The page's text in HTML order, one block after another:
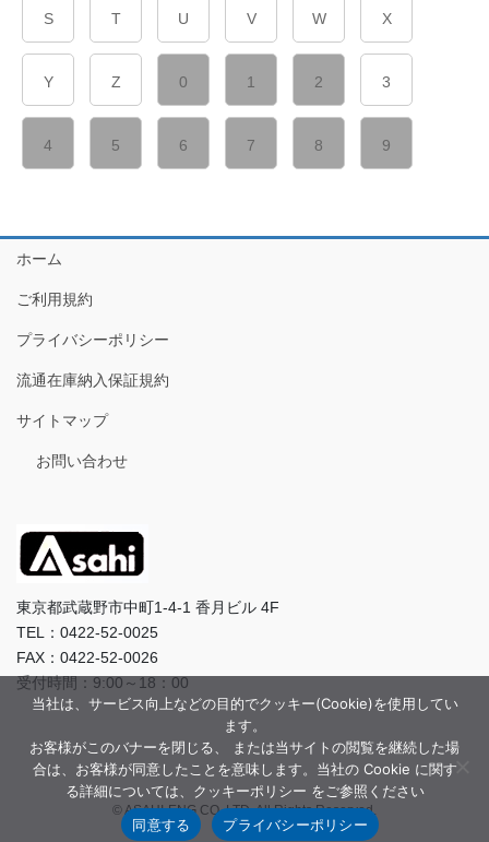
S T U V W X
Y Z 0 1 2 3
4 5 6 7 8 9
ホーム
ご利用規約
プライバシーポリシー
流通在庫納入保証規約
サイトマップ
お問い合わせ
東京都武蔵野市中町1-4-1 香月ビル 4F
TEL：0422-52-0025
FAX：0422-52-0026
受付時間：9:00～18：00
© ASAHI-ENG CO.,LTD. All Rights Reserved.
当社は、サービス向上などの目的でクッキー(Cookie)を使用してい
ます。
お客様がこのバナーを閉じる、 または当サイトの閲覧を継続した場
合は、お客様が同意したことを意味します。当社の Cookie に関す
る詳細については、クッキーポリシー をご参照ください
同意する
プライバシーポリシー